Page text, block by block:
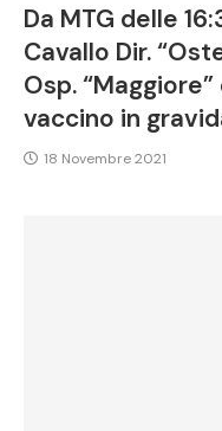
Da MTG delle
Cavallo Dir.
Osp.
vaccino in
18 Novembre 2021